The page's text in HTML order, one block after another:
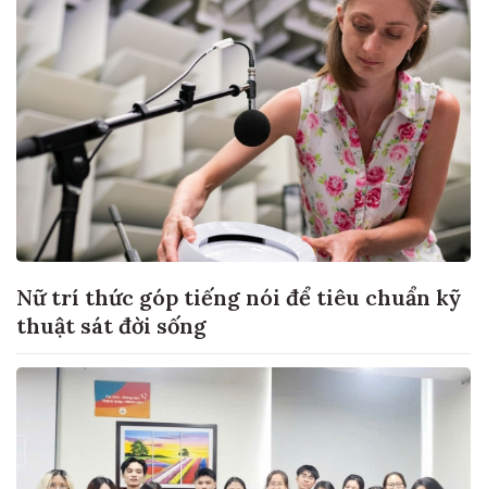
Nữ trí thức góp tiếng nói để tiêu chuẩn kỹ
thuật sát đời sống